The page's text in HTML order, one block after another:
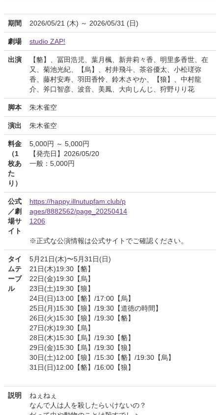
期間 2026/05/21 (木) ～ 2026/05/31 (日)
劇場 studio ZAP!
出演
【貉】、冨田浩児、葉月楓、新井莉々香、明里多香世、在
又、菊池光紀、【烏】、村井飛斗、茶谷優太、小松瑳弥
香、藤村安寿、羽田香怜、鈴木さやか、【狼】、中村龍
介、斧口智彦、波音、美鳳、大向しんじ、狩野りり花
脚本 朱木雀空
演出 朱木雀空
料金
（1
枚あ
た
り）
5,000円 ～ 5,000円
【発売日】2026/05/20
一般：5,000円
公式
／劇
場サ
イト
https://happy.illnutupfam.club/p
ages/8882562/page_20250414
1206
※正式な公演情報は公式サイトでご確認ください。
タイ
ムテ
ーブ
ル
5月21日(木)〜5月31日(日)
21日(木)19:30【貉】
22日(金)19:30【烏】
23日(土)19:30【狼】
24日(日)13:00【貉】/17:00【烏】
25日(月)15:30【狼】/19:30【道徳の時間】
26日(火)15:30【狼】/19:30【貉】
27日(水)19:30【烏】
28日(木)15:30【烏】/19:30【貉】
29日(金)15:30【烏】/19:30【狼】
30日(土)12:00【狼】/15:30【貉】/19:30【烏】
31日(日)12:00【貉】/16:00【狼】
説明
ねぇねぇ
なんで人は人を殺したらいけないの？